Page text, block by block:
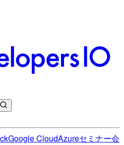
Google CloudAzureセミナー会